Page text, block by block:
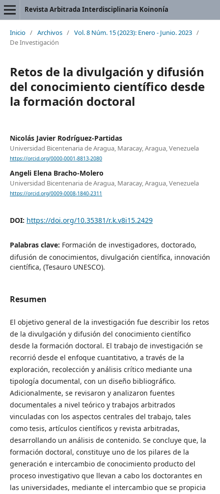
Revista Arbitrada Interdisciplinaria Koinonía
Inicio / Archivos / Vol. 8 Núm. 15 (2023): Enero - Junio. 2023 /
De Investigación
Retos de la divulgación y difusión
del conocimiento científico desde
la formación doctoral
Nicolás Javier Rodríguez-Partidas
Universidad Bicentenaria de Aragua, Maracay, Aragua, Venezuela
https://orcid.org/0000-0001-8813-2080
Angeli Elena Bracho-Molero
Universidad Bicentenaria de Aragua, Maracay, Aragua, Venezuela
https://orcid.org/0009-0008-1840-2311
DOI: https://doi.org/10.35381/r.k.v8i15.2429
Palabras clave: Formación de investigadores, doctorado,
difusión de conocimientos, divulgación científica, innovación
científica, (Tesauro UNESCO).
Resumen
El objetivo general de la investigación fue describir los retos
de la divulgación y difusión del conocimiento científico
desde la formación doctoral. El trabajo de investigación se
recorrió desde el enfoque cuantitativo, a través de la
exploración, recolección y análisis crítico mediante una
tipología documental, con un diseño bibliográfico.
Adicionalmente, se revisaron y analizaron fuentes
documentales a nivel teórico y trabajos arbitrados
vinculadas con los aspectos centrales del trabajo, tales
como tesis, artículos científicos y revista arbitradas,
desarrollando un análisis de contenido. Se concluye que, la
formación doctoral, constituye uno de los pilares de la
generación e intercambio de conocimiento producto del
proceso investigativo que llevan a cabo los doctorantes en
las universidades, mediante el intercambio que se propicia